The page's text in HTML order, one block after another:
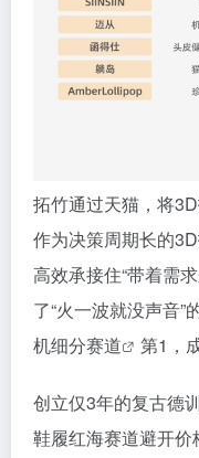
拓竹通过天猫，将3D
作为决策周期长的
高效承接住“带着需
了“火一波就没声音
机细分赛道 第1，
创立仅3年的复古德
鞋履红海赛道避开